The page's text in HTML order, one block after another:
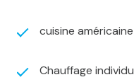
cuisine américaine
Chauffage